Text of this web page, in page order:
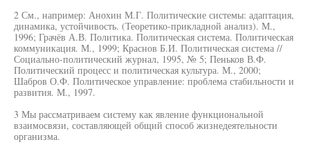
2 См., например: Анохин М.Г. Политические системы: адаптация,
динамика, устойчивость. (Теоретико-прикладной анализ). М.,
1996; Грачёв А.В. Политика. Политическая система. Политическая
коммуникация. М., 1999; Краснов Б.И. Политическая система //
Социально-политический журнал, 1995, № 5; Пеньков В.Ф.
Политический процесс и политическая культура. М., 2000;
Шабров О.Ф. Политическое управление: проблема стабильности и
развития. М., 1997.
3 Мы рассматриваем систему как явление функциональной
взаимосвязи, составляющей общий способ жизнедеятельности
организма.